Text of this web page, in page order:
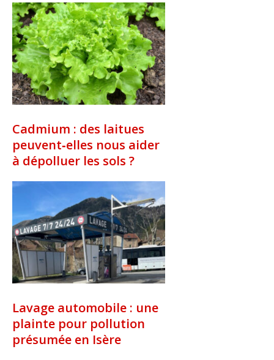
Cadmium : des laitues
peuvent‑elles nous aider
à dépolluer les sols ?
Lavage automobile : une
plainte pour pollution
présumée en Isère